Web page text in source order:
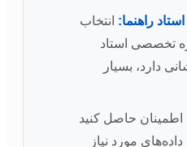
راهنما: انتخاب
تخصصی استاد
دارد، بسیار
اطمینان حاصل کنید
مورد نیاز